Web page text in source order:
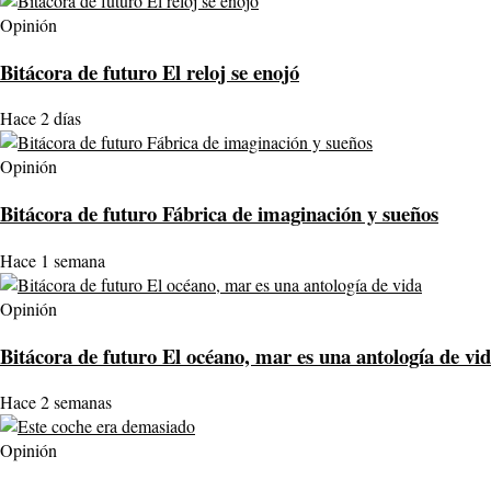
Opinión
Bitácora de futuro El reloj se enojó
Hace 2 días
Opinión
Bitácora de futuro Fábrica de imaginación y sueños
Hace 1 semana
Opinión
Bitácora de futuro El océano, mar es una antología de
Hace 2 semanas
Opinión